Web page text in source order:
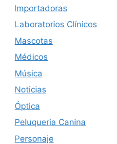
Importadoras
Laboratorios Clínicos
Mascotas
Médicos
Música
Noticias
Óptica
Peluqueria Canina
Personaje